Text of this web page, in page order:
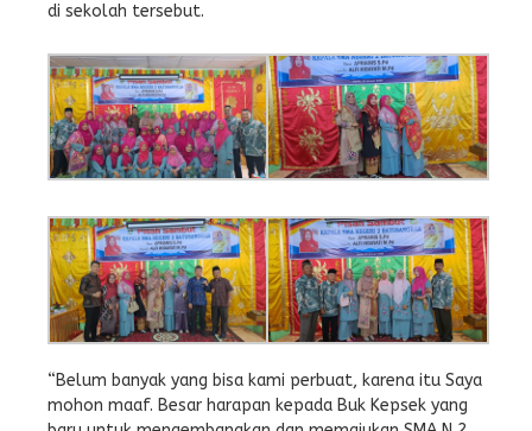
di sekolah tersebut.
“Belum banyak yang bisa kami perbuat, karena itu Saya
mohon maaf. Besar harapan kepada Buk Kepsek yang